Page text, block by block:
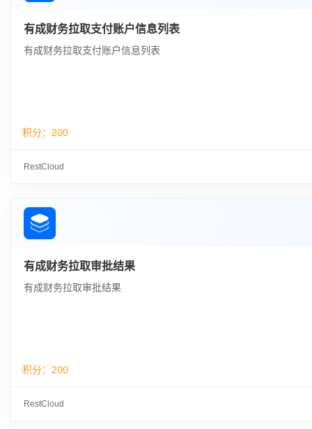
有成财务拉取支付账户信息列表
有成财务拉取支付账户信息列表
积分： 200
RestCloud
有成财务拉取审批结果
有成财务拉取审批结果
积分： 200
RestCloud